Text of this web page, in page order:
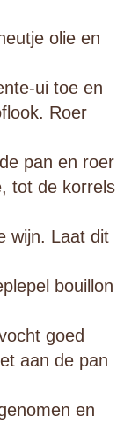
olie en
ui toe en
Roer
pan en roer
tot de korrels
wijn. Laat dit
bouillon
goed
aan de pan
en